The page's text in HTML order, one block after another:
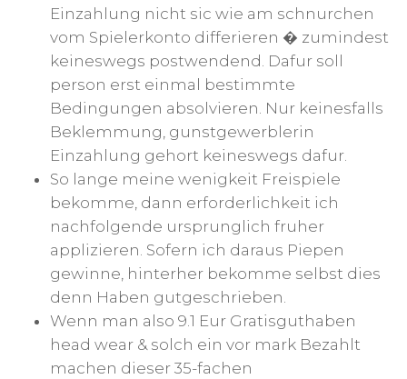
Einzahlung nicht sic wie am schnurchen
vom Spielerkonto differieren � zumindest
keineswegs postwendend. Dafur soll
person erst einmal bestimmte
Bedingungen absolvieren. Nur keinesfalls
Beklemmung, gunstgewerblerin
Einzahlung gehort keineswegs dafur.
So lange meine wenigkeit Freispiele
bekomme, dann erforderlichkeit ich
nachfolgende ursprunglich fruher
applizieren. Sofern ich daraus Piepen
gewinne, hinterher bekomme selbst dies
denn Haben gutgeschrieben.
Wenn man also 9.1 Eur Gratisguthaben
head wear & solch ein vor mark Bezahlt
machen dieser 35-fachen